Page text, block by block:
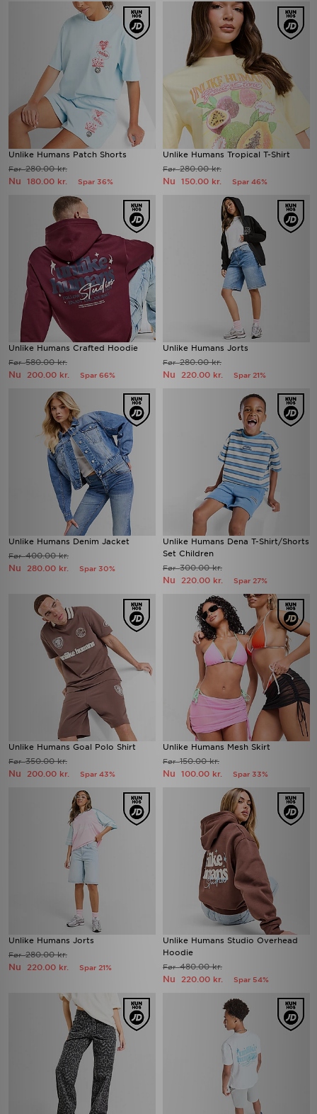
Unlike Humans Patch Shorts
Før280.00 kr.
Nu 180.00 kr. Spar 36%
Unlike Humans Tropical T-Shirt
Før280.00 kr.
Nu 150.00 kr. Spar 46%
Unlike Humans Crafted Hoodie
Før580.00 kr.
Nu 200.00 kr. Spar 66%
Unlike Humans Jorts
Før280.00 kr.
Nu 220.00 kr. Spar 21%
Unlike Humans Denim Jacket
Før400.00 kr.
Nu 280.00 kr. Spar 30%
Unlike Humans Dena T-Shirt/Shorts
Set Children
Før300.00 kr.
Nu 220.00 kr. Spar 27%
Unlike Humans Goal Polo Shirt
Før350.00 kr.
Nu 200.00 kr. Spar 43%
Unlike Humans Mesh Skirt
Før150.00 kr.
Nu 100.00 kr. Spar 33%
Unlike Humans Jorts
Før280.00 kr.
Nu 220.00 kr. Spar 21%
Unlike Humans Studio Overhead
Hoodie
Før480.00 kr.
Nu 220.00 kr. Spar 54%